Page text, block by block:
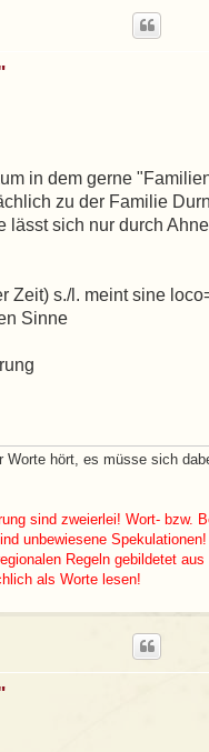
in dem gerne
zu der Familie
lässt sich nur durch
Zeit) s./l. meint sine
Sinne
Worte hört, es müsse sich
sind zweierlei! Wort- bzw.
unbewiesene
Regeln gebildetet
als Worte lesen!